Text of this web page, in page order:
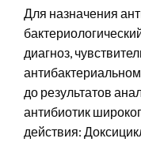
Для назначения
диагноз,
до результатов
антибиотик
действия: